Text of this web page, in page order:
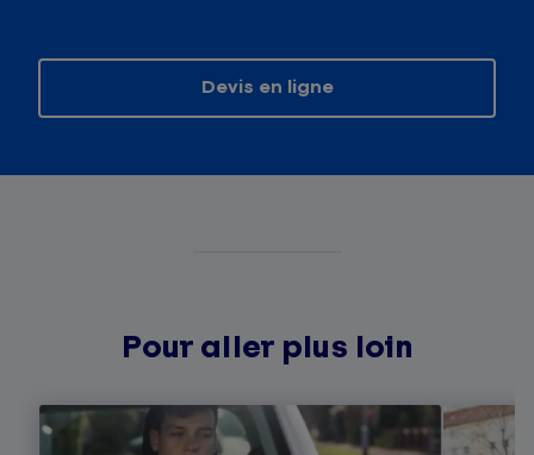
Devis en ligne
Pour aller plus loin